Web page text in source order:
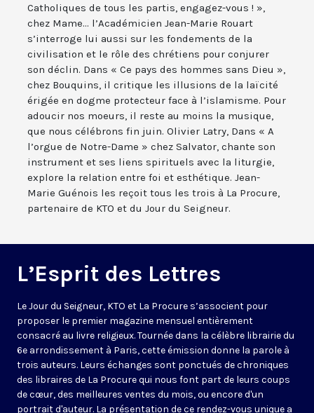
Catholiques de tous les partis, engagez-vous ! »,
chez Mame... l’Académicien Jean-Marie Rouart
s’interroge lui aussi sur les fondements de la
civilisation et le rôle des chrétiens pour conjurer
son déclin. Dans « Ce pays des hommes sans Dieu »,
chez Bouquins, il critique les illusions de la laïcité
érigée en dogme protecteur face à l’islamisme. Pour
adoucir nos moeurs, il reste au moins la musique,
que nous célébrons fin juin. Olivier Latry, Dans « A
l’orgue de Notre-Dame » chez Salvator, chante son
instrument et ses liens spirituels avec la liturgie,
explore la relation entre foi et esthétique. Jean-
Marie Guénois les reçoit tous les trois à La Procure,
partenaire de KTO et du Jour du Seigneur.
L’Esprit des Lettres
Le Jour du Seigneur, KTO et La Procure s’associent pour
proposer le premier magazine mensuel entièrement
consacré au livre religieux. Tournée dans la célèbre librairie du
6e arrondissement à Paris, cette émission donne la parole à
trois auteurs. Leurs échanges sont ponctués de chroniques
des libraires de La Procure qui nous font part de leurs coups
de cœur, des meilleures ventes du mois, ou encore d'un
portrait d'auteur. La présentation de ce rendez-vous unique a